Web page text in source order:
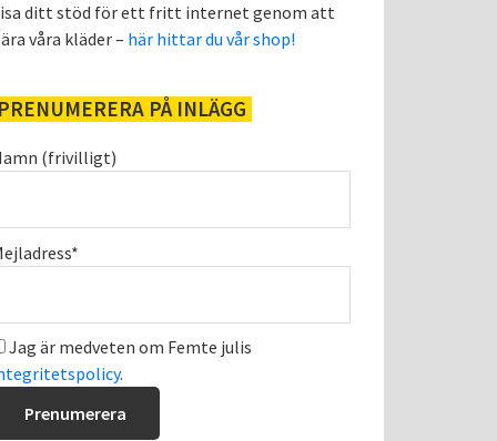
ditt stöd för ett fritt internet genom att
våra kläder – här hittar du vår shop!
PRENUMERERA PÅ INLÄGG
(frivilligt)
Jag är medveten om Femte julis
.